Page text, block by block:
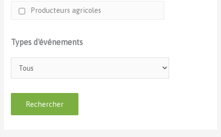
Producteurs agricoles
Types d'événements